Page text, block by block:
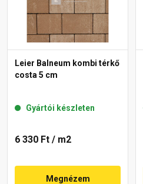
Leier Balneum kombi térkő
costa 5 cm
Gyártói készleten
6 330 Ft / m2
Megnézem